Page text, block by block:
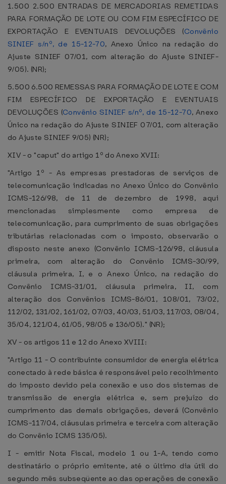
1.500 2.500 ENTRADAS DE MERCADORIAS REMETIDAS
PARA FORMAÇÃO DE LOTE OU COM FIM ESPECÍFICO DE
EXPORTAÇÃO E EVENTUAIS DEVOLUÇÕES (Convênio
SINIEF s/nº, de 15-12-70, Anexo Único na redação do
Ajuste SINIEF 07/01, com alteração do Ajuste SINIEF-
9/05). (NR);
5.500 6.500 REMESSAS PARA FORMAÇÃO DE LOTE E COM
FIM ESPECÍFICO DE EXPORTAÇÃO E EVENTUAIS
DEVOLUÇÕES (Convênio SINIEF s/nº, de 15-12-70, Anexo
Único na redação do Ajuste SINIEF 07/01, com alteração
do Ajuste SINIEF 9/05) (NR);
XIV - o "caput" do artigo 1º do Anexo XVII:
"Artigo 1º - As empresas prestadoras de serviços de
telecomunicação indicadas no Anexo Único do Convênio
ICMS-126/98, de 11 de dezembro de 1998, aqui
mencionadas simplesmente como empresa de
telecomunicação, para cumprimento de suas obrigações
tributárias relacionadas com o imposto, observarão o
disposto neste anexo (Convênio ICMS-126/98, cláusula
primeira, com alteração do Convênio ICMS-30/99,
cláusula primeira, I, e o Anexo Único, na redação do
Convênio ICMS-31/01, cláusula primeira, II, com
alteração dos Convênios ICMS-86/01, 108/01, 73/02,
112/02, 131/02, 161/02, 07/03, 40/03, 51/03, 117/03, 08/04,
35/04, 121/04, 61/05, 98/05 e 136/05)." (NR);
XV - os artigos 11 e 12 do Anexo XVIII:
"Artigo 11 - O contribuinte consumidor de energia elétrica
conectado à rede básica é responsável pelo recolhimento
do imposto devido pela conexão e uso dos sistemas de
transmissão de energia elétrica e, sem prejuízo do
cumprimento das demais obrigações, deverá (Convênio
ICMS-117/04, cláusulas primeira e terceira com alteração
do Convênio ICMS 135/05).
I - emitir Nota Fiscal, modelo 1 ou 1-A, tendo como
destinatário o próprio emitente, até o último dia útil do
segundo mês subseqüente ao das operações de conexão